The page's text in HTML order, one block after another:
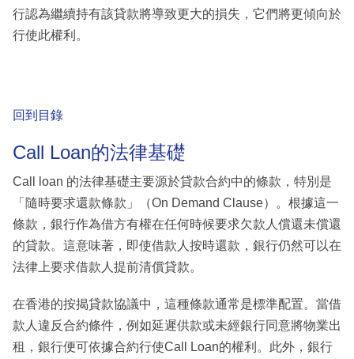
行認為繼續持有該貸款將導致更大的損失，它們將更傾向於
行使此權利。
回到目錄
Call Loan的法律基礎
Call loan 的法律基礎主要源於貸款合約中的條款，特別是
「隨時要求還款條款」（On Demand Clause）。根據這一
條款，銀行作為借方有權在任何時候要求欠款人償還未償還
的貸款。這意味著，即使借款人按時還款，銀行仍然可以在
法律上要求借款人提前清償貸款。
在香港的按揭貸款協議中，這種條款通常是標準配置。當借
款人違反合約條件，例如延遲供款或未經銀行同意將物業出
租，銀行便可依據合約行使Call Loan的權利。此外，銀行